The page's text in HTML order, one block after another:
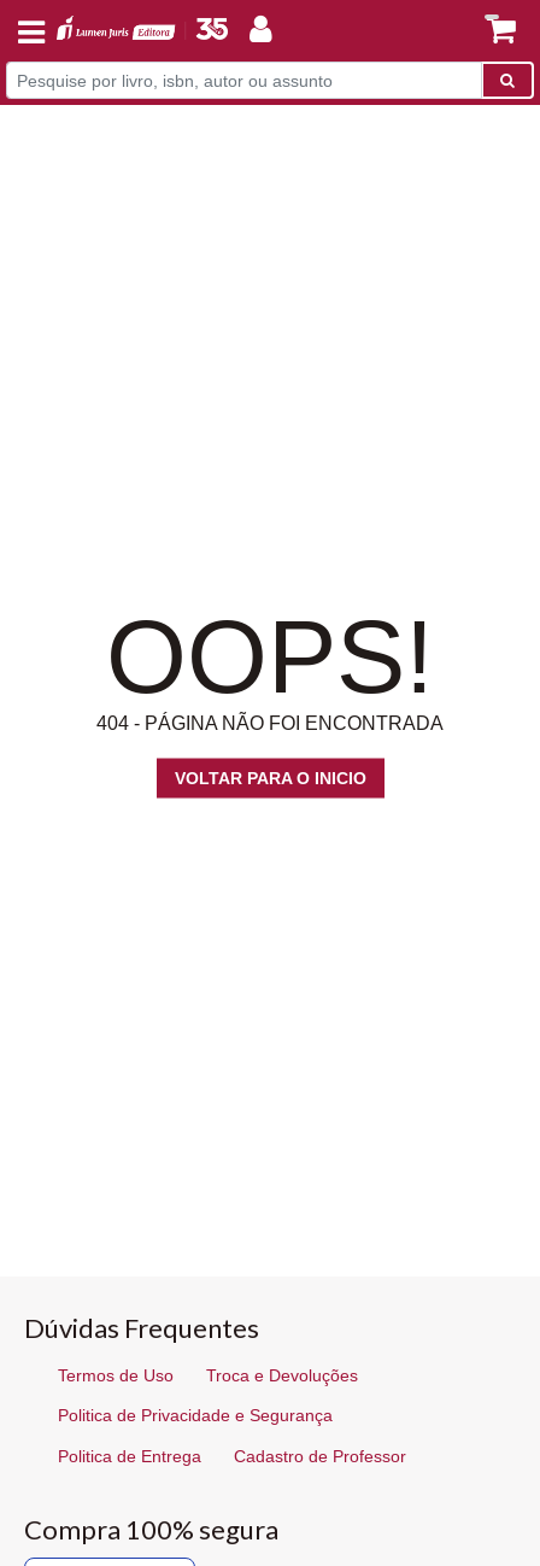
OOPS!
404 - PÁGINA NÃO FOI ENCONTRADA
VOLTAR PARA O INICIO
Dúvidas Frequentes
Termos de Uso Troca e Devoluções
Politica de Privacidade e Segurança
Politica de Entrega Cadastro de Professor
Compra 100% segura